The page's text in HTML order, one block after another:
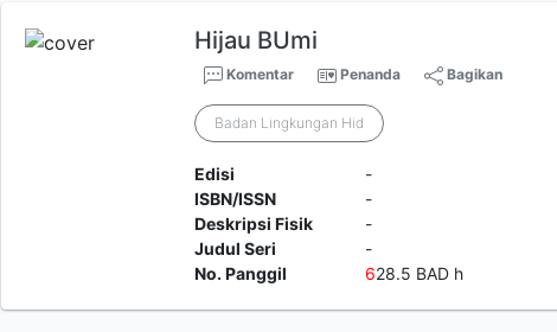
Hijau BUmi
Komentar Penanda Bagikan
Badan Lingkungan Hid
Edisi
-
ISBN/ISSN
-
Deskripsi Fisik
-
Judul Seri
-
No. Panggil
628.5 BAD h